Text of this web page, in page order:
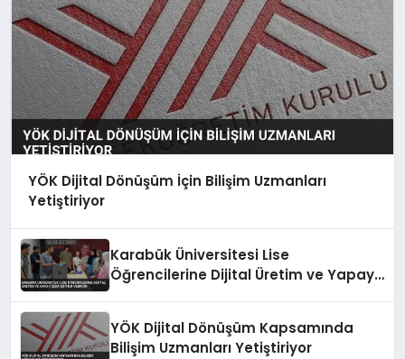
YÖK Dijital Dönüşüm İçin Bilişim Uzmanları
Yetiştiriyor
Karabük Üniversitesi Lise
Öğrencilerine Dijital Üretim ve Yapay
YÖK Dijital Dönüşüm Kapsamında
Bilişim Uzmanları Yetiştiriyor